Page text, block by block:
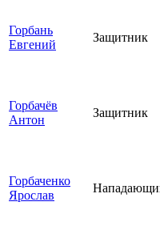
Горбань
Евгений
Защитник
Горбачёв
Антон
Защитник
Горбаченко
Ярослав